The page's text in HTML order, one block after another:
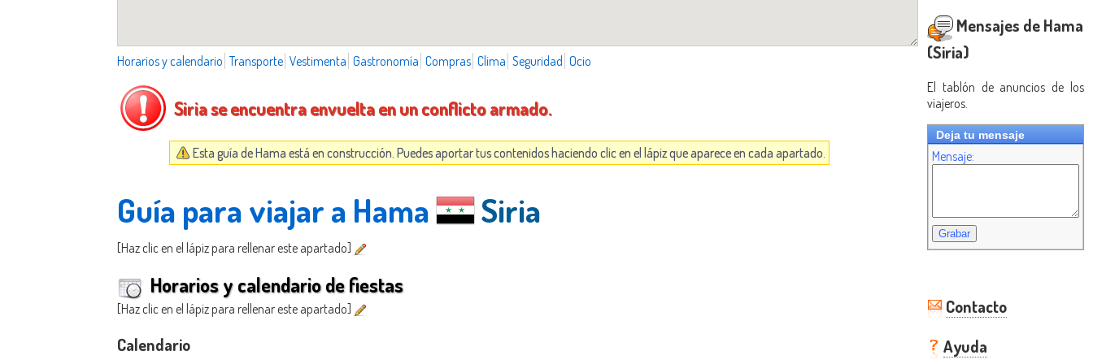
Horarios y calendario Transporte Vestimenta Gastronomía Compras Clima Seguridad Ocio
Siria se encuentra envuelta en un conflicto armado.
Esta guía de Hama está en construcción. Puedes aportar tus contenidos haciendo clic en el lápiz que aparece en cada apartado.
Guía para viajar a Hama Siria
[Haz clic en el lápiz para rellenar este apartado]
Horarios y calendario de fiestas
[Haz clic en el lápiz para rellenar este apartado]
Calendario
Mensajes de Hama
(Siria)
El tablón de anuncios de los
viajeros.
Deja tu mensaje
Mensaje:
Contacto
Ayuda